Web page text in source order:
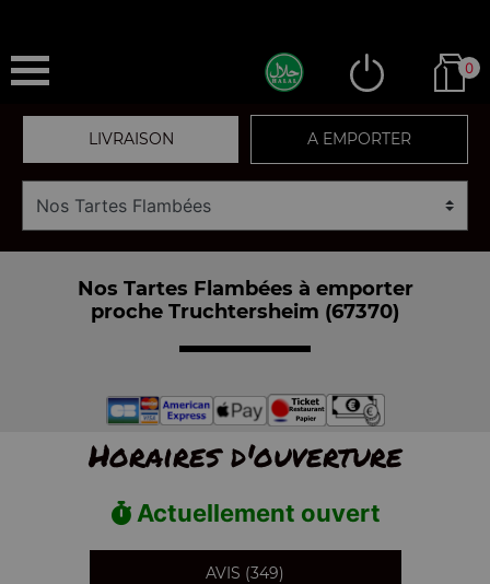
0
LIVRAISON A EMPORTER
Nos Tartes Flambées à emporter
proche Truchtersheim (67370)
Horaires d'ouverture
Actuellement ouvert
AVIS (349)